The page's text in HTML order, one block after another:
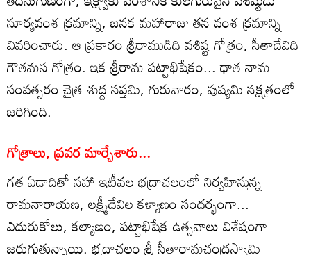
సూర్యవంశ క్రమాన్ని, జనక మహారాజు తన వంశ క్రమాన్ని
వివరించారు. ఆ ప్రకారం శ్రీరాముడిది వశిష్ట గోత్రం, సీతాదేవిది
గౌతమస గోత్రం. ఇక శ్రీరామ పట్టాభిషేకం... ధాత నామ
సంవత్సరం చైత్ర శుద్ద సప్తమి, గురువారం, పుష్యమి నక్షత్రంలో
జరిగింది.
గోత్రాలు, ప్రవర మార్చేశారు...
గత ఏడాదితో సహా ఇటీవల భద్రాచలంలో నిర్వహిస్తున్న
రామనారాయణ, లక్ష్మీదేవిల కళ్యాణం సందర్భంగా...
ఎదురుకోలు, కల్యాణం, పట్టాభిషేక ఉత్సవాలు విశేషంగా
జరుగుతున్నాయి. భద్రాచలం శ్రీ సీతారామచంద్రస్వామి